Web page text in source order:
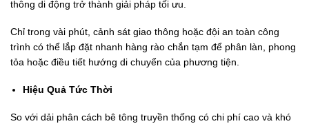
thông di động trở thành giải pháp tối ưu.
Chỉ trong vài phút, cảnh sát giao thông hoặc đội an toàn công
trình có thể lắp đặt nhanh hàng rào chắn tạm để phân làn, phong
tỏa hoặc điều tiết hướng di chuyển của phương tiện.
Hiệu Quả Tức Thời
So với dải phân cách bê tông truyền thống có chi phí cao và khó